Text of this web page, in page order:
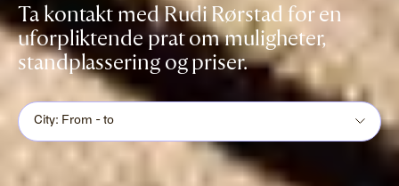
Ta kontakt med Rudi Rørstad for en
uforpliktende prat om muligheter,
standplassering og priser.
City: From - to